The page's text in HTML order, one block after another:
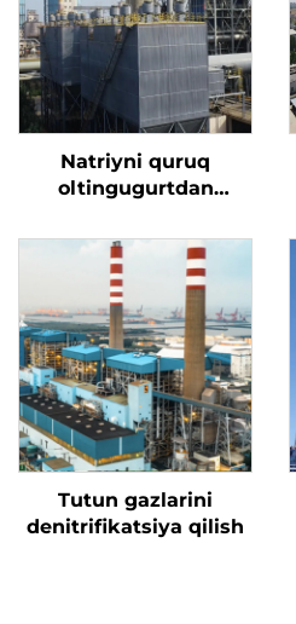
Natriyni quruq
oltingugurtdan
Tutun gazlarini
denitrifikatsiya qilish